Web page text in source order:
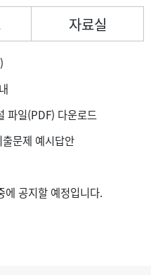
자료실
파일(PDF) 다운로드
문제 예시답안
공지할 예정입니다.